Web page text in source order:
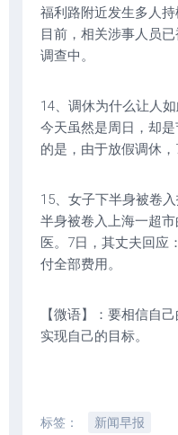
福利路附近发生多人持
目前，相关涉事人员
调查中。
14、调休为什么让人
今天虽然是周日，却
的是，由于放假调休，
15、女子下半身被卷
半身被卷入上海一超
医。7日，其丈夫回应
付全部费用。
【微语】：要相信自
实现自己的目标。
标签： 新闻早报